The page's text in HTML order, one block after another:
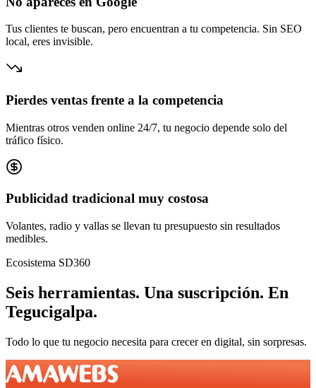
Tus clientes te buscan, pero encuentran a tu competencia. Sin SEO
local, eres invisible.
Pierdes ventas frente a la competencia
Mientras otros venden online 24/7, tu negocio depende solo del
tráfico físico.
Publicidad tradicional muy costosa
Volantes, radio y vallas se llevan tu presupuesto sin resultados
medibles.
Ecosistema SD360
Seis herramientas. Una suscripción. En
Tegucigalpa.
Todo lo que tu negocio necesita para crecer en digital, sin sorpresas.